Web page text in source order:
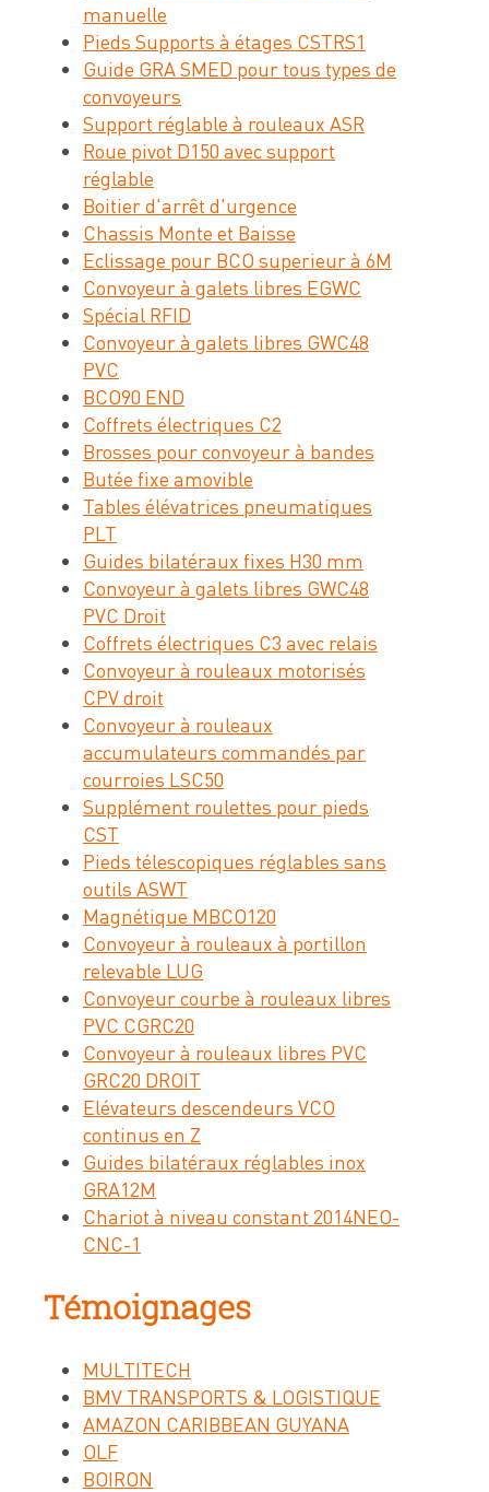
manuelle
Pieds Supports à étages CSTRS1
Guide GRA SMED pour tous types de
convoyeurs
Support réglable à rouleaux ASR
Roue pivot D150 avec support
réglable
Boitier d'arrêt d'urgence
Chassis Monte et Baisse
Eclissage pour BCO superieur à 6M
Convoyeur à galets libres EGWC
Spécial RFID
Convoyeur à galets libres GWC48
PVC
BCO90 END
Coffrets électriques C2
Brosses pour convoyeur à bandes
Butée fixe amovible
Tables élévatrices pneumatiques
PLT
Guides bilatéraux fixes H30 mm
Convoyeur à galets libres GWC48
PVC Droit
Coffrets électriques C3 avec relais
Convoyeur à rouleaux motorisés
CPV droit
Convoyeur à rouleaux
accumulateurs commandés par
courroies LSC50
Supplément roulettes pour pieds
CST
Pieds télescopiques réglables sans
outils ASWT
Magnétique MBCO120
Convoyeur à rouleaux à portillon
relevable LUG
Convoyeur courbe à rouleaux libres
PVC CGRC20
Convoyeur à rouleaux libres PVC
GRC20 DROIT
Elévateurs descendeurs VCO
continus en Z
Guides bilatéraux réglables inox
GRA12M
Chariot à niveau constant 2014NEO-
CNC-1
Témoignages
MULTITECH
BMV TRANSPORTS & LOGISTIQUE
AMAZON CARIBBEAN GUYANA
OLF
BOIRON